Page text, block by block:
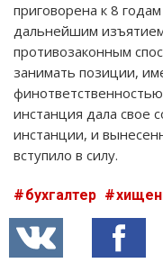
приговорена к 8
дальнейшим
противозаконным
занимать позиции,
инстанция дала свое
инстанции, и
вступило в силу.
бухгалтер